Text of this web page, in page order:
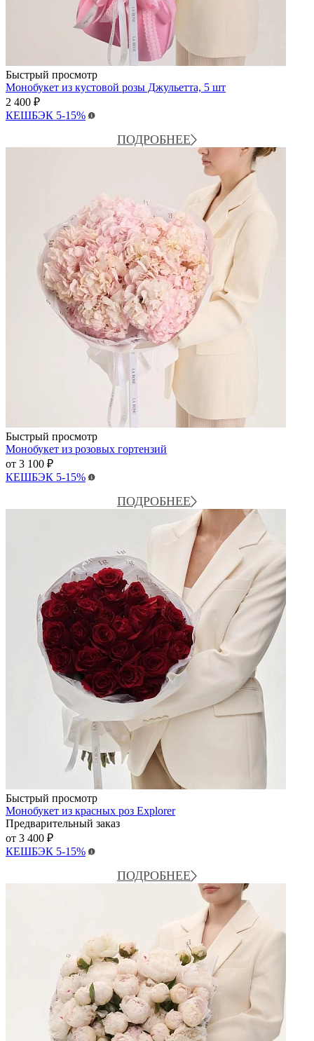
Быстрый просмотр
Монобукет из кустовой розы Джульетта, 5 шт
2 400 ₽
КЕШБЭК 5-15%
ПОДРОБНЕЕ
Быстрый просмотр
Монобукет из розовых гортензий
от 3 100 ₽
КЕШБЭК 5-15%
ПОДРОБНЕЕ
Быстрый просмотр
Монобукет из красных роз Explorer
Предварительный заказ
от 3 400 ₽
КЕШБЭК 5-15%
ПОДРОБНЕЕ